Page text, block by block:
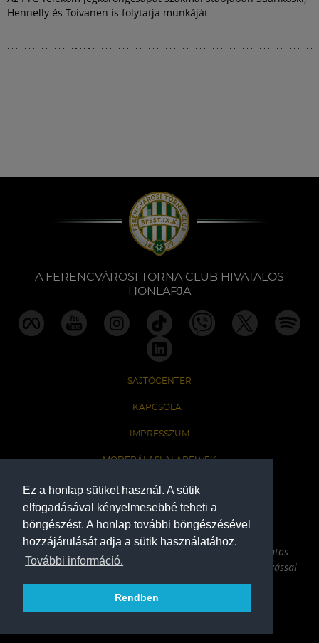
Ez a honlap sütiket használ. A sütik
elfogadásával kényelmesebbé teheti a
böngészést. A honlap további böngészésével
hozzájárulását adja a sütik használatához.
További információ.
Rendben
Hennelly és Toivanen is folytatja munkáját.
A FERENCVÁROSI TORNA CLUB HIVATALOS
HONLAPJA
SAJTÓCENTER
KAPCSOLAT
IMPRESSZUM
MODERÁLÁSI ALAPELVEK
HONLAP ADATKEZELÉSI TÁJÉKOZTATÓ
A Ferencvárosi Torna Club hivatalos honlapja
Az oldalon található írott és képi anyagok csak a forrás pontos
megjelölésével, internetes felhasználás esetén aktív hivatkozással
használhatóak fel.